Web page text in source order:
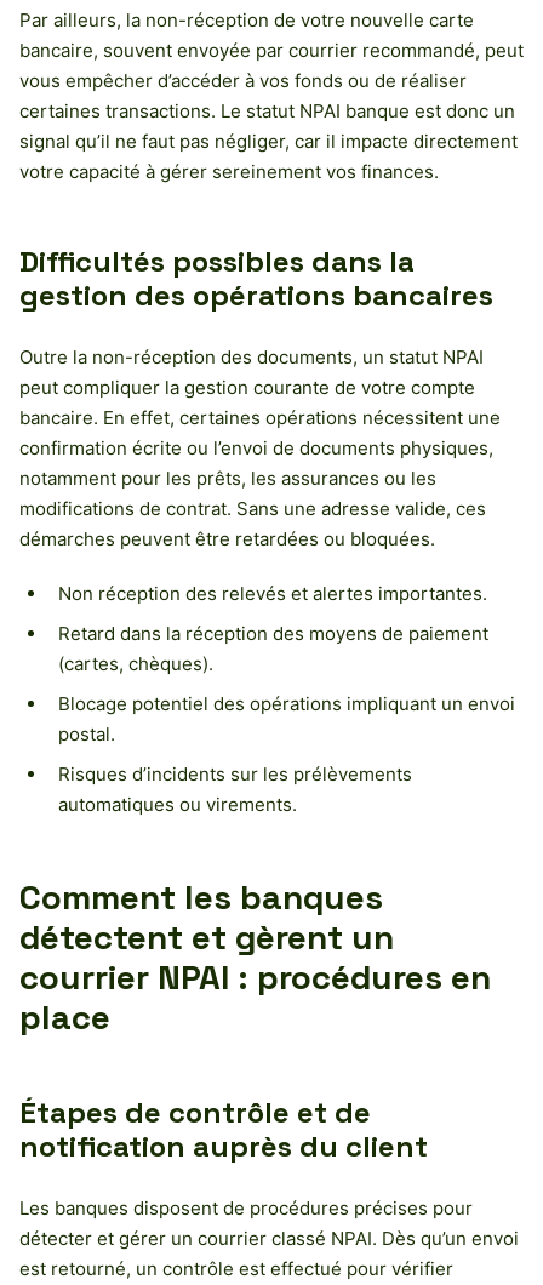
Par ailleurs, la non-réception de votre nouvelle carte
bancaire, souvent envoyée par courrier recommandé, peut
vous empêcher d’accéder à vos fonds ou de réaliser
certaines transactions. Le statut NPAI banque est donc un
signal qu’il ne faut pas négliger, car il impacte directement
votre capacité à gérer sereinement vos finances.
Difficultés possibles dans la
gestion des opérations bancaires
Outre la non-réception des documents, un statut NPAI
peut compliquer la gestion courante de votre compte
bancaire. En effet, certaines opérations nécessitent une
confirmation écrite ou l’envoi de documents physiques,
notamment pour les prêts, les assurances ou les
modifications de contrat. Sans une adresse valide, ces
démarches peuvent être retardées ou bloquées.
Non réception des relevés et alertes importantes.
Retard dans la réception des moyens de paiement
(cartes, chèques).
Blocage potentiel des opérations impliquant un envoi
postal.
Risques d’incidents sur les prélèvements
automatiques ou virements.
Comment les banques
détectent et gèrent un
courrier NPAI : procédures en
place
Étapes de contrôle et de
notification auprès du client
Les banques disposent de procédures précises pour
détecter et gérer un courrier classé NPAI. Dès qu’un envoi
est retourné, un contrôle est effectué pour vérifier